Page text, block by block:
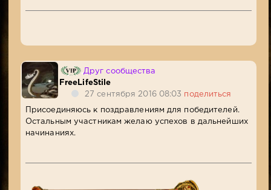
Друг сообщества
FreeLifeStile
27 сентября 2016 08:03 поделиться
Присоединяюсь к поздравлениям для победителей.
Остальным участникам желаю успехов в дальнейших
начинаниях.